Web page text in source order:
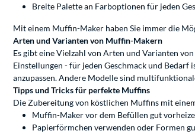
Breite Palette an Farboptionen für jeden
Mit einem Muffin-Maker haben Sie immer die
Arten und Varianten von Muffin-Makern
Es gibt eine Vielzahl von Arten und Varianten
Einstellungen - für jeden Geschmack und
anzupassen. Andere Modelle sind
Tipps und Tricks für perfekte Muffins
Die Zubereitung von köstlichen Muffins mit
Muffin-Maker vor dem Befüllen gut
Papierförmchen verwenden oder Formen